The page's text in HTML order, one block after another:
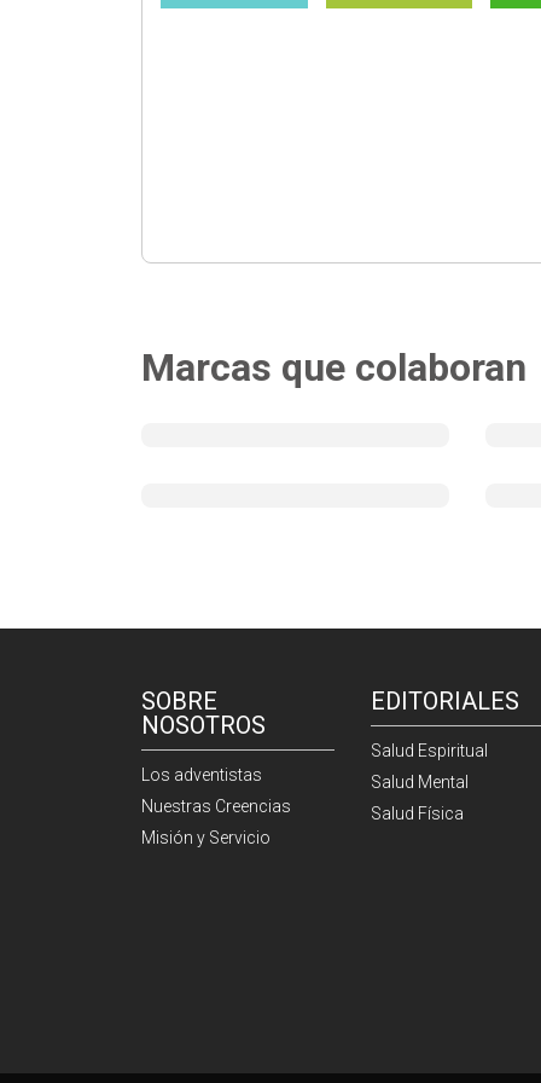
Marcas que colaboran
SOBRE
NOSOTROS
Los adventistas
Nuestras Creencias
Misión y Servicio
EDITORIALES
Salud Espiritual
Salud Mental
Salud Física